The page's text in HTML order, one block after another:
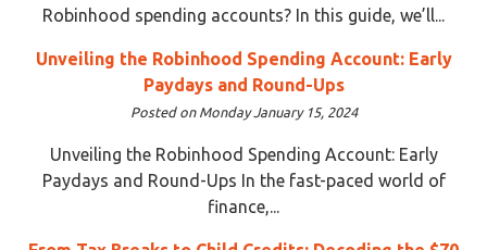
Robinhood spending accounts? In this guide, we’ll...
Unveiling the Robinhood Spending Account: Early
Paydays and Round-Ups
Posted on Monday January 15, 2024
Unveiling the Robinhood Spending Account: Early
Paydays and Round-Ups In the fast-paced world of
finance,...